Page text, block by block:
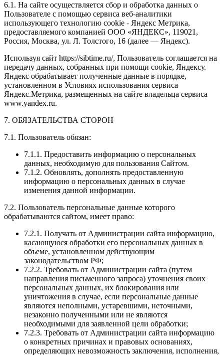
6.1. На сайте осуществляется сбор и обработка данных о
Пользователе с помощью сервиса веб-аналитики
использующего технологию cookie - Яндекс Метрика,
предоставляемого компанией ООО «ЯНДЕКС», 119021,
Россия, Москва, ул. Л. Толстого, 16 (далее — Яндекс).
Используя сайт https://sibtime.ru/, Пользователь соглашается на
передачу данных, собранных при помощи cookie, Яндексу.
Яндекс обрабатывает полученные данные в порядке,
установленном в Условиях использования сервиса
Яндекс.Метрика, размещенных на сайте владельца сервиса
www.yandex.ru.
7. ОБЯЗАТЕЛЬСТВА СТОРОН
7.1. Пользователь обязан:
7.1.1. Предоставить информацию о персональных
данных, необходимую для пользования Сайтом.
7.1.2. Обновлять, дополнять предоставленную
информацию о персональных данных в случае
изменения данной информации.
7.2. Пользователь персональные данные которого
обрабатываются сайтом, имеет право:
7.2.1. Получать от Администрации сайта информацию,
касающуюся обработки его персональных данных в
объеме, установленном действующим
законодательством РФ;
7.2.2. Требовать от Администрации сайта (путем
направления письменного запроса) уточнения своих
персональных данных, их блокирования или
уничтожения в случае, если персональные данные
являются неполными, устаревшими, неточными,
незаконно полученными или не являются
необходимыми для заявленной цели обработки;
7.2.3. Требовать от Администрации сайта информацию
о конкретных причинах и правовых основаниях,
определяющих невозможность заключения, исполнения,